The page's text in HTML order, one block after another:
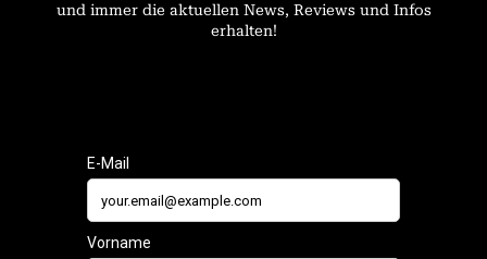
und immer die aktuellen News, Reviews und Infos
erhalten!